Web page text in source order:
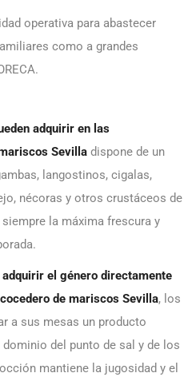
operativa para abastecer
como a grandes
adquirir en las
Sevilla dispone de un
langostinos, cigalas,
nécoras y otros crustáceos de
la máxima frescura y
el género directamente
cocedero de mariscos Sevilla, los
a sus mesas un producto
del punto de sal y de los
mantiene la jugosidad y el